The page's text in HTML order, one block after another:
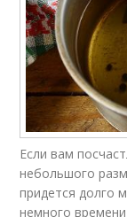
Если вам
небольшого
придется долго
немного